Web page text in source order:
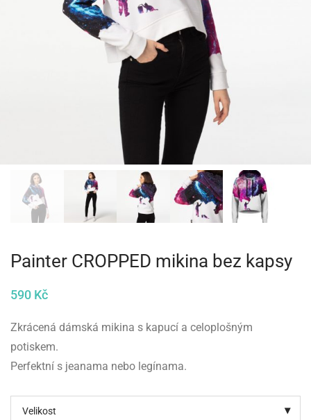
Painter CROPPED mikina bez kapsy
590 Kč
Zkrácená dámská mikina s kapucí a celoplošným
potiskem.
Perfektní s jeanama nebo legínama.
Velikost